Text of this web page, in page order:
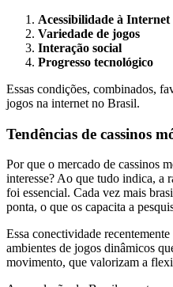
Acessibilidade à Internet
Variedade de jogos
Interação social
Progresso tecnológico
Essas condições, combinados,
jogos na internet no Brasil.
Tendências de cassinos
Por que o mercado de cassinos
interesse? Ao que tudo indica, a
foi essencial. Cada vez mais
ponta, o que os capacita a
Essa conectividade
ambientes de jogos dinâmicos
movimento, que valorizam a